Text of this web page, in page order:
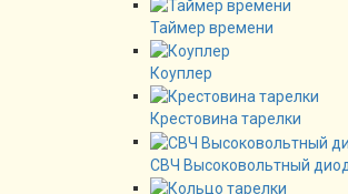
Таймер времени
Коуплер
Крестовина тарелки
СВЧ Высоковольтный